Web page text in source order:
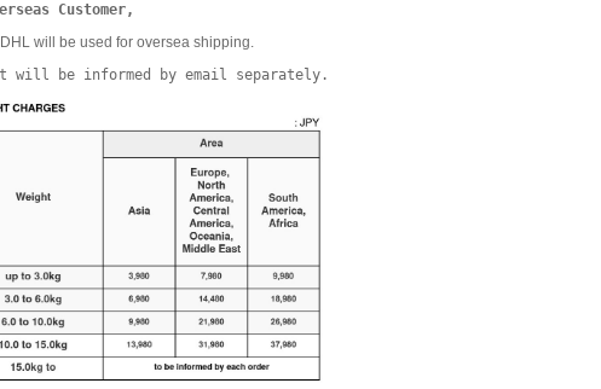
Customer,
will be used for oversea shipping.
will be informed by email separately.